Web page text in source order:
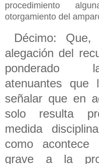
procedimiento
otorgamiento del
Décimo:
alegación del
ponderado
atenuantes que
señalar que en
solo resulta
medida
como
grave a la